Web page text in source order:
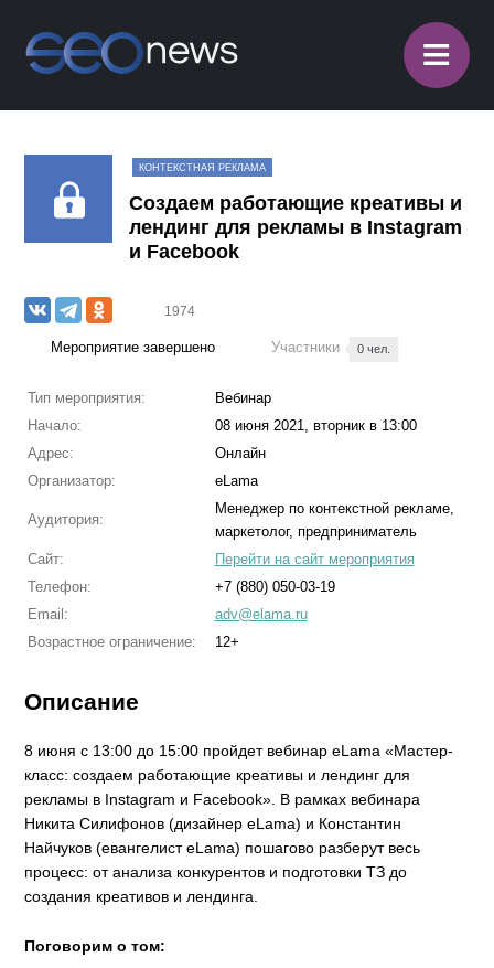
≡
КОНТЕКСТНАЯ РЕКЛАМА
Создаем работающие креативы и
лендинг для рекламы в Instagram
и Facebook
1974
Мероприятие завершено Участники 0 чел.
Тип мероприятия:
Вебинар
Начало:
08 июня 2021, вторник в 13:00
Адрес:
Онлайн
Организатор:
eLama
Аудитория:
Менеджер по контекстной рекламе,
маркетолог, предприниматель
Сайт:
Перейти на сайт мероприятия
Телефон:
+7 (880) 050-03-19
Email:
adv@elama.ru
Возрастное ограничение:
12+
Описание
8 июня с 13:00 до 15:00 пройдет вебинар eLama «Мастер-
класс: создаем работающие креативы и лендинг для
рекламы в Instagram и Facebook». В рамках вебинара
Никита Силифонов (дизайнер eLama) и Константин
Найчуков (евангелист eLama) пошагово разберут весь
процесс: от анализа конкурентов и подготовки ТЗ до
создания креативов и лендинга.
Поговорим о том: